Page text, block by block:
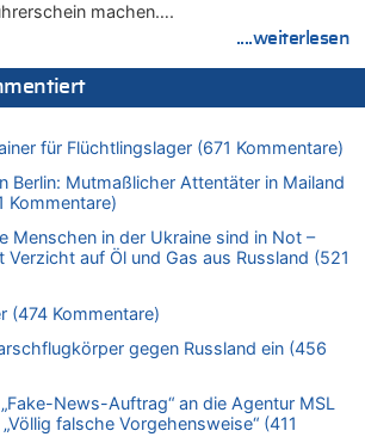
War es Russland?
und die Frage: Wer steckt hinter den
War es Russland?
und die Frage: Wer steckt hinter den
War es Russland?
von Hubert F. zu
bei Lotterie EuroMillions und gewinnt
€
von Der Alte zu
bei Lotterie EuroMillions und gewinnt
von Der Alte zu
von Der Alte zu
machen….
....weiterlesen
für Flüchtlingslager (671 Kommentare)
Berlin: Mutmaßlicher Attentäter in Mailand
Kommentare)
Menschen in der Ukraine sind in Not –
Verzicht auf Öl und Gas aus Russland (521
(474 Kommentare)
gegen Russland ein (456
News-Auftrag“ an die Agentur MSL
falsche Vorgehensweise“ (411